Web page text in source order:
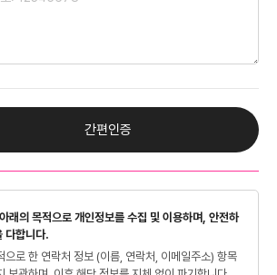
간편인증
래의 목적으로 개인정보를 수집 및 이용하며, 안전하
다합니다.
으로 한 연락처 정보 (이름, 연락처, 이메일주소) 항목